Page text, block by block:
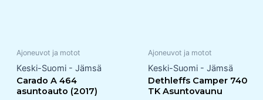
Ajoneuvot ja motot
Keski-Suomi - Jämsä
Carado A 464
asuntoauto (2017)
Ajoneuvot ja motot
Keski-Suomi - Jämsä
Dethleffs Camper 740
TK Asuntovaunu